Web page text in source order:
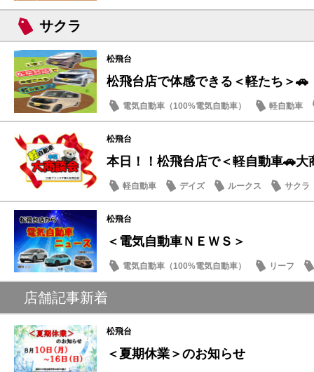
サクラ
松飛台
松飛台店で体感できる＜軽たち＞🚗
電気自動車（100%電気自動車）
軽自動車
サクラ
松飛台
本日！！松飛台店で＜軽自動車🚗大
軽自動車 デイズ ルークス サクラ
松飛台
＜電気自動車ＮＥＷＳ＞
電気自動車（100%電気自動車）
リーフ
日産のお店
店舗記事新着
松飛台
＜夏期休業＞のお知らせ